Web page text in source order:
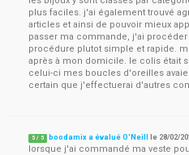
plus faciles. j'ai également trouvé
articles et ainsi de pouvoir mieux
passer ma commande, j'ai procéder
procédure plutot simple et rapide.
après à mon domicile. le colis était
celui-ci mes boucles d'oreilles
certain que j'effectuerai d'autres
5 / 5 boodamix a évalué O'Neill le 28/02/
lorsque j'ai commandé ma veste